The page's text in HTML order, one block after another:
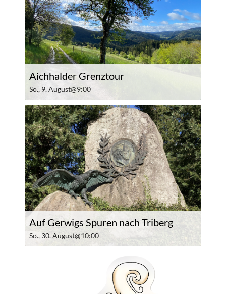
Aichhalder Grenztour
So., 9. August@9:00
Auf Gerwigs Spuren nach Triberg
So., 30. August@10:00